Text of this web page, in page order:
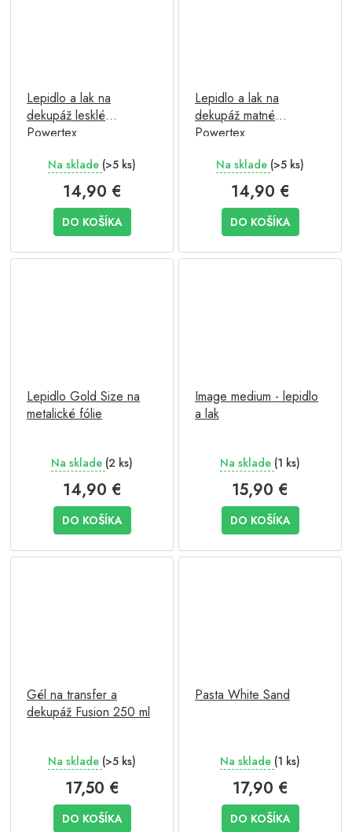
Lepidlo a lak na
dekupáž lesklé
Powertex
Na sklade (>5 ks)
14,90 €
DO KOŠÍKA
Lepidlo a lak na
dekupáž matné
Powertex
Na sklade (>5 ks)
14,90 €
DO KOŠÍKA
Lepidlo Gold Size na
metalické fólie
Na sklade (2 ks)
14,90 €
DO KOŠÍKA
Image medium - lepidlo
a lak
Na sklade (1 ks)
15,90 €
DO KOŠÍKA
Gél na transfer a
dekupáž Fusion 250 ml
Na sklade (>5 ks)
17,50 €
DO KOŠÍKA
Pasta White Sand
Na sklade (1 ks)
17,90 €
DO KOŠÍKA